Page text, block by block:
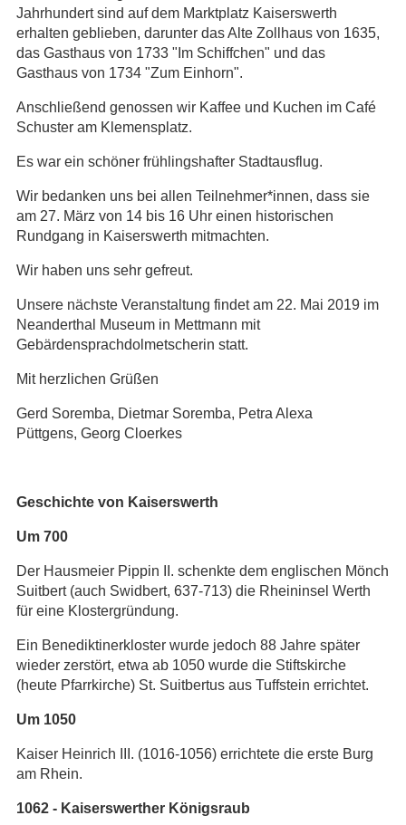
Jahrhundert sind auf dem Marktplatz Kaiserswerth
erhalten geblieben, darunter das Alte Zollhaus von 1635,
das Gasthaus von 1733 "Im Schiffchen" und das
Gasthaus von 1734 "Zum Einhorn".
Anschließend genossen wir Kaffee und Kuchen im Café
Schuster am Klemensplatz.
Es war ein schöner frühlingshafter Stadtausflug.
Wir bedanken uns bei allen Teilnehmer*innen, dass sie
am 27. März von 14 bis 16 Uhr einen historischen
Rundgang in Kaiserswerth mitmachten.
Wir haben uns sehr gefreut.
Unsere nächste Veranstaltung findet am 22. Mai 2019 im
Neanderthal Museum in Mettmann mit
Gebärdensprachdolmetscherin statt.
Mit herzlichen Grüßen
Gerd Soremba, Dietmar Soremba, Petra Alexa
Püttgens, Georg Cloerkes
Geschichte von Kaiserswerth
Um 700
Der Hausmeier Pippin II. schenkte dem englischen Mönch
Suitbert (auch Swidbert, 637-713) die Rheininsel Werth
für eine Klostergründung.
Ein Benediktinerkloster wurde jedoch 88 Jahre später
wieder zerstört, etwa ab 1050 wurde die Stiftskirche
(heute Pfarrkirche) St. Suitbertus aus Tuffstein errichtet.
Um 1050
Kaiser Heinrich III. (1016-1056) errichtete die erste Burg
am Rhein.
1062 - Kaiserswerther Königsraub